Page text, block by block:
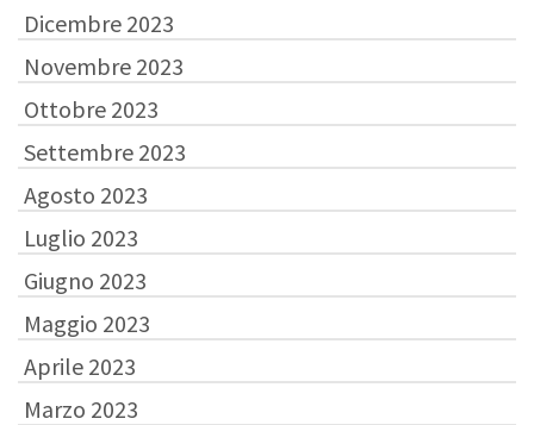
Dicembre 2023
Novembre 2023
Ottobre 2023
Settembre 2023
Agosto 2023
Luglio 2023
Giugno 2023
Maggio 2023
Aprile 2023
Marzo 2023